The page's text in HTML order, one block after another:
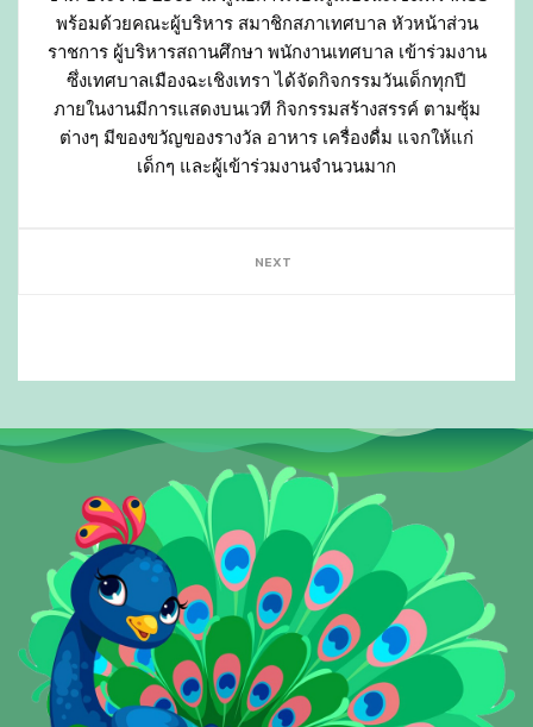
พร้อมด้วยคณะผู้บริหาร สมาชิกสภาเทศบาล หัวหน้าส่วน
ราชการ ผู้บริหารสถานศึกษา พนักงานเทศบาล เข้าร่วมงาน
ซึ่งเทศบาลเมืองฉะเชิงเทรา ได้จัดกิจกรรมวันเด็กทุกปี
ภายในงานมีการแสดงบนเวที กิจกรรมสร้างสรรค์ ตามซุ้ม
ต่างๆ มีของขวัญของรางวัล อาหาร เครื่องดื่ม แจกให้แก่
เด็กๆ และผู้เข้าร่วมงานจำนวนมาก
NEXT